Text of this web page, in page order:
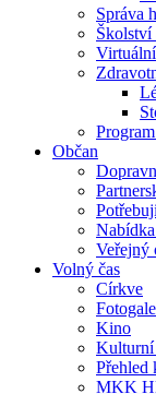
Správa
Školství
Občan
Veřejný
Volný čas
Církve
Kino
Kulturní
Přehled
MKK